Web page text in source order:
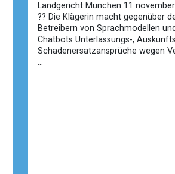
Landgericht München 11
?? Die Klägerin macht gegenüber
Betreibern von Sprachmodellen
Chatbots Unterlassungs-,
Schadenersatzansprüche wegen
...